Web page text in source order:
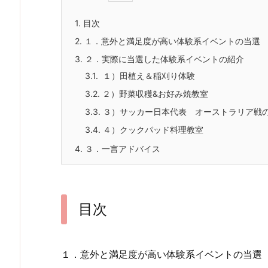
1. 目次
2. １．意外と満足度が高い体験系イベントの当選
3. ２．実際に当選した体験系イベントの紹介
3.1.
１）田植え＆稲刈り体験
3.2. ２）野菜収穫&お好み焼教室
3.3. ３）サッカー日本代表 オーストラリア戦
3.4. ４）クックパッド料理教室
4. ３．一言アドバイス
目次
１．意外と満足度が高い体験系イベントの当選